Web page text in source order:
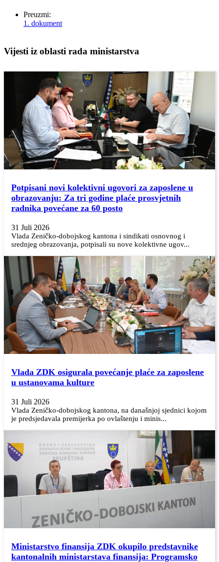
Preuzmi:
1. dokument
Vijesti iz oblasti rada ministarstva
Potpisani novi kolektivni ugovori za zaposlene u
obrazovanju: Za tri godine plaće prosvjetnih
radnika povećane za 60 posto
31 Juli 2026
Vlada Zeničko-dobojskog kantona i sindikati osnovnog i
srednjeg obrazovanja, potpisali su nove kolektivne ugov...
Vlada ZDK osigurala povećanje plaće za zaposlene
u ustanovama kulture
31 Juli 2026
Vlada Zeničko-dobojskog kantona, na današnjoj sjednici kojom
je predsjedavala premijerka po ovlaštenju i minis...
Ministarstvo finansija ZDK okupilo predstavnike
kantonalnih ministarstava finansija: Programsko